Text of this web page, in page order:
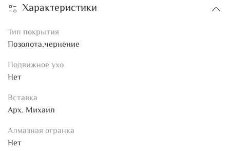
Характеристики
Тип покрытия
Позолота,чернение
Подвижное ухо
Нет
Вставка
Арх. Михаил
Алмазная огранка
Нет